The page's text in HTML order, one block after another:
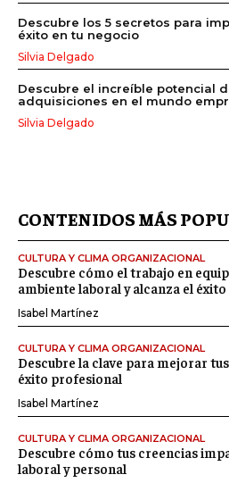
Descubre los 5 secretos para
éxito en tu negocio
Silvia Delgado
Descubre el increíble potencial
adquisiciones en el mundo
Silvia Delgado
CONTENIDOS MÁS
CULTURA Y CLIMA ORGANIZACIONAL
Descubre cómo el trabajo en
ambiente laboral y alcanza el éxito
Isabel Martínez
CULTURA Y CLIMA ORGANIZACIONAL
Descubre la clave para mejorar
éxito profesional
Isabel Martínez
CULTURA Y CLIMA ORGANIZACIONAL
Descubre cómo tus creencias
laboral y personal